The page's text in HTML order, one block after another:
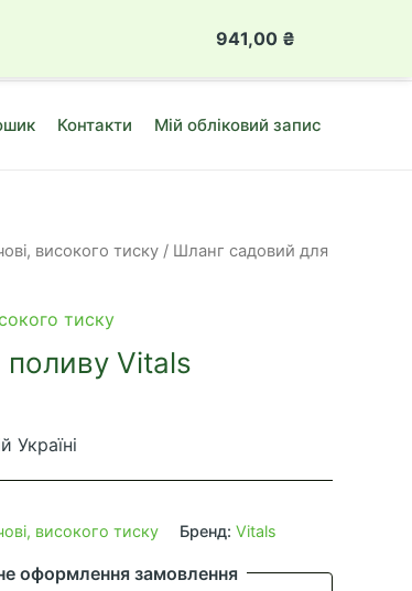
та городу в Луцьку
Контакти Мій обліковий запис
високого тиску / Шланг садовий для
тиску
Vitals
Україні
високого тиску Бренд: Vitals
оформлення замовлення
941,00 ₴
садовий
поливу
50